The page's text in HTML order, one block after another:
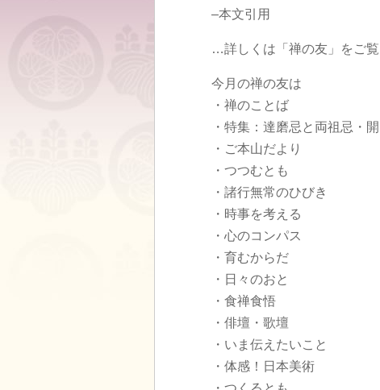
–本文引用
…詳しくは「禅の友」をご覧
今月の禅の友は
・禅のことば
・特集：達磨忌と両祖忌・
・ご本山だより
・つつむとも
・諸行無常のひびき
・時事を考える
・心のコンパス
・育むからだ
・日々のおと
・食禅食悟
・俳壇・歌壇
・いま伝えたいこと
・体感！日本美術